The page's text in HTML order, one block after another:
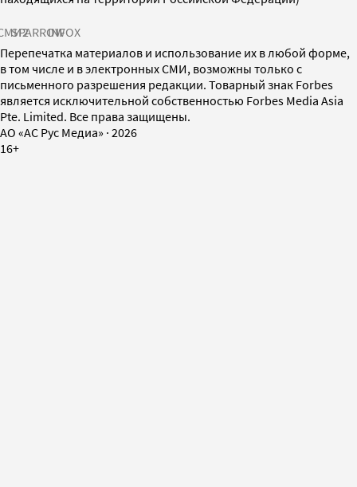
SPARROWINFOX
Перепечатка материалов и использование их в любой форме,
в том числе и в электронных СМИ, возможны только с
письменного разрешения редакции. Товарный знак Forbes
является исключительной собственностью Forbes Media Asia
Pte. Limited. Все права защищены.
AO «АС Рус Медиа» · 2026
16+